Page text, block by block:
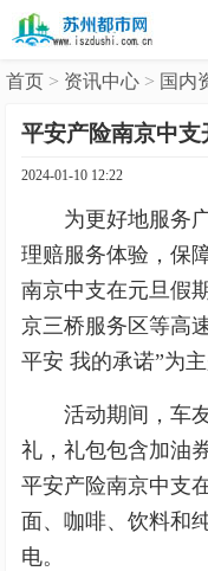
首页 > 资讯中心 > 国内
平安产险南京中
2024-01-10 12:22
为更好地服务广
理赔服务体验，保
南京中支在元旦假
京三桥服务区等高
平安 我的承诺”为
活动期间，车友
礼，礼包包含加油
平安产险南京中支
面、咖啡、饮料和
电。